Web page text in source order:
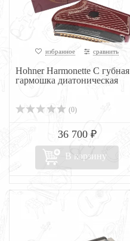
избранное сравнить
Hohner Harmonette C губная
гармошка диатоническая
(0)
36 700 ₽
В корзину